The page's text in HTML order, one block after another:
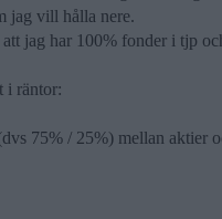
jag vill hålla nere.
jag har 100% fonder i tjp
i räntor:
75% / 25%) mellan aktier